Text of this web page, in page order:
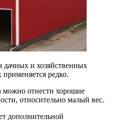
дачных и хозяйственных
редко.
отнести хорошие
относительно малый вес.
дополнительной